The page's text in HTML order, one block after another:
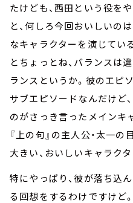
たけども、西田という役を
と、何しろ今回おいしいの
なキャラクターを演じてい
とちょっとね、バランスは
ランスというか。彼のエピ
サブエピソードなんだけど
のがさっき言ったメインキ
『上の句』の主人公・太一
大きい、おいしいキャラク
特にやっぱり、彼が落ち込
る回想をするわけですけど